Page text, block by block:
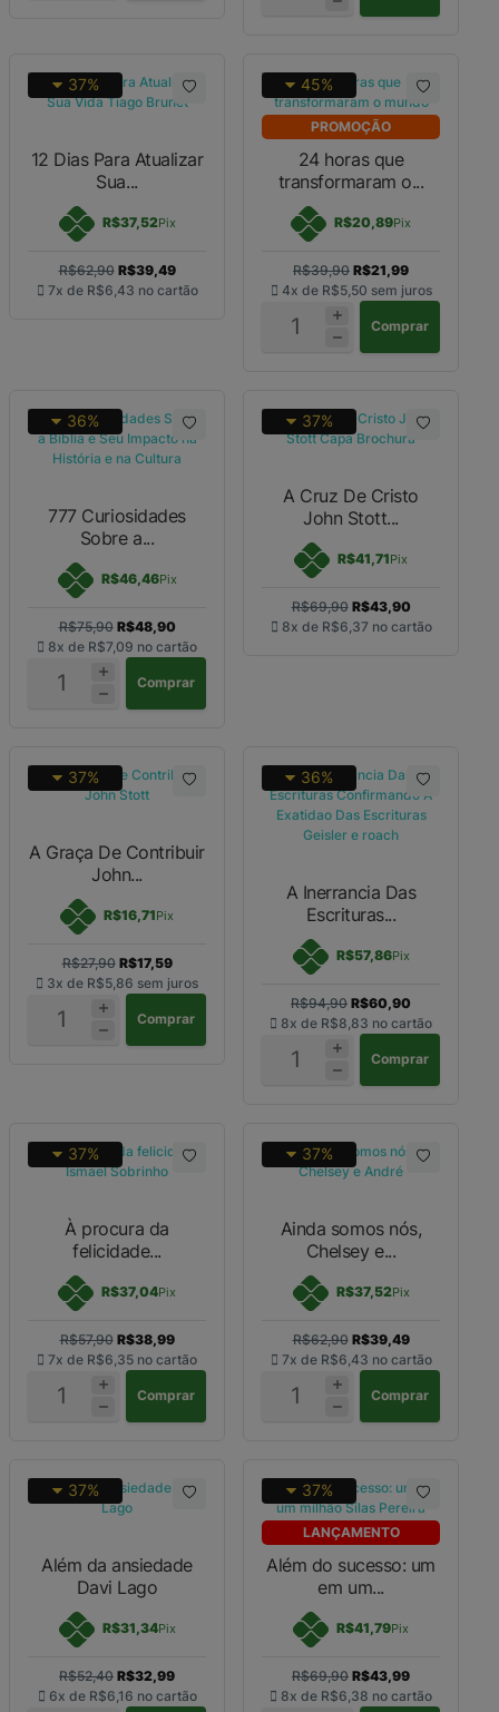
37%
12 Dias Para Atualizar
Sua...
R$37,52Pix
R$62,90 R$39,49
7x de R$6,43 no cartão
PROMOÇÃO
45%
24 horas que
transformaram o...
R$20,89Pix
R$39,90 R$21,99
4x de R$5,50 sem juros
Comprar
36%
777 Curiosidades
Sobre a...
R$46,46Pix
R$75,90 R$48,90
8x de R$7,09 no cartão
Comprar
37%
A Cruz De Cristo
John Stott...
R$41,71Pix
R$69,90 R$43,90
8x de R$6,37 no cartão
37%
A Graça De Contribuir
John...
R$16,71Pix
R$27,90 R$17,59
3x de R$5,86 sem juros
Comprar
36%
A Inerrancia Das
Escrituras...
R$57,86Pix
R$94,90 R$60,90
8x de R$8,83 no cartão
Comprar
37%
À procura da
felicidade...
R$37,04Pix
R$57,90 R$38,99
7x de R$6,35 no cartão
Comprar
37%
Ainda somos nós,
Chelsey e...
R$37,52Pix
R$62,90 R$39,49
7x de R$6,43 no cartão
Comprar
37%
Além da ansiedade
Davi Lago
R$31,34Pix
R$52,40 R$32,99
6x de R$6,16 no cartão
LANÇAMENTO
37%
Além do sucesso: um
em um...
R$41,79Pix
R$69,90 R$43,99
8x de R$6,38 no cartão